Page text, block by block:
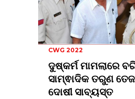
CWG 2022
ଦୁଷ୍କର୍ମ ମାମଲାରେ
ସାମ୍ଵାଦିକ ତରୁଣ
ଦୋଷୀ ସାବ୍ୟସ୍ତ